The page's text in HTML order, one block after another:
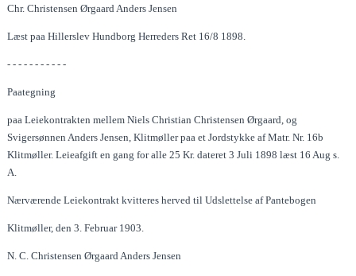
Chr. Christensen Ørgaard Anders Jensen
Læst paa Hillerslev Hundborg Herreders Ret 16/8 1898.
- - - - - - - - - - -
Paategning
paa Leiekontrakten mellem Niels Christian Christensen Ørgaard, og
Svigersønnen Anders Jensen, Klitmøller paa et Jordstykke af Matr. Nr. 16b
Klitmøller. Leieafgift en gang for alle 25 Kr. dateret 3 Juli 1898 læst 16 Aug s.
A.
Nærværende Leiekontrakt kvitteres herved til Udslettelse af Pantebogen
Klitmøller, den 3. Februar 1903.
N. C. Christensen Ørgaard Anders Jensen